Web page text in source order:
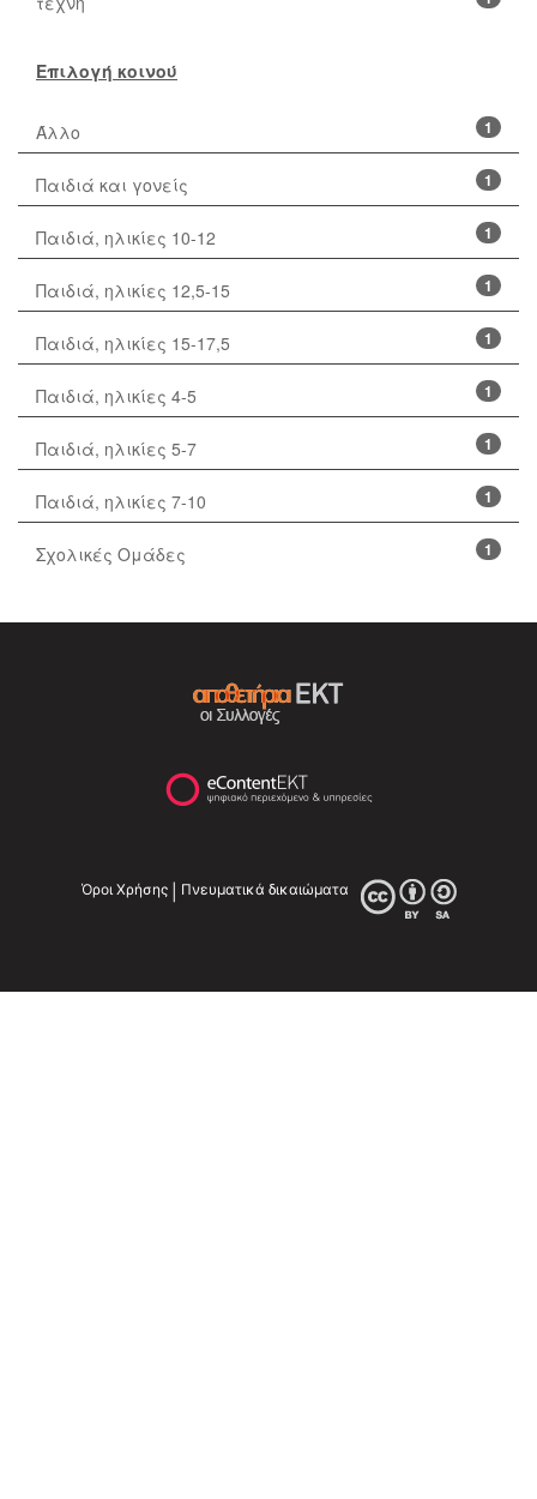
Επιλογή κοινού
1
Άλλο
1
Παιδιά και γονείς
1
Παιδιά, ηλικίες 10-12
1
Παιδιά, ηλικίες 12,5-15
1
Παιδιά, ηλικίες 15-17,5
1
Παιδιά, ηλικίες 4-5
1
Παιδιά, ηλικίες 5-7
1
Παιδιά, ηλικίες 7-10
1
Σχολικές Ομάδες